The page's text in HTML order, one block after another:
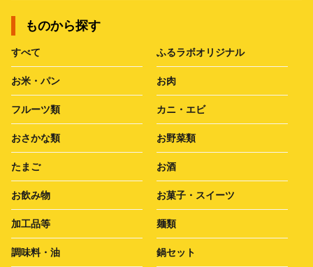
ものから探す
すべて ふるラボオリジナル
お米・パン お肉
フルーツ類 カニ・エビ
おさかな類 お野菜類
たまご お酒
お飲み物 お菓子・スイーツ
加工品等 麺類
調味料・油 鍋セット